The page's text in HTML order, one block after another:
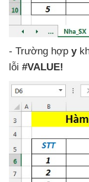
- Trường hợp y
lỗi #VALUE!